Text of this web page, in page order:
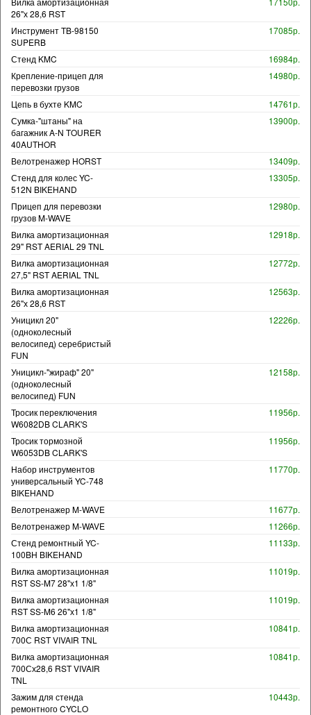
26"х 28,6 RST
Инструмент TB-98150
SUPERB
17085р.
Стенд KMC
16984р.
Крепление-прицеп для
перевозки грузов
14980р.
Цепь в бухте KMC
14761р.
Сумка-"штаны" на
багажник A-N TOURER
40AUTHOR
13900р.
Велотренажер HORST
13409р.
Стенд для колес YC-
512N BIKEHAND
13305р.
Прицеп для перевозки
грузов M-WAVE
12980р.
Вилка амортизационная
29" RST AERIAL 29 TNL
12918р.
Вилка амортизационная
27,5" RST AERIAL TNL
12772р.
Вилка амортизационная
26"х 28,6 RST
12563р.
Уницикл 20"
(одноколесный
велосипед) серебристый
FUN
12226р.
Уницикл-"жираф" 20"
(одноколесный
велосипед) FUN
12158р.
Тросик переключения
W6082DB CLARK'S
11956р.
Тросик тормозной
W6053DB CLARK'S
11956р.
Набор инструментов
универсальный YC-748
BIKEHAND
11770р.
Велотренажер M-WAVE
11677р.
Велотренажер M-WAVE
11266р.
Стенд ремонтный YC-
100BH BIKEHAND
11133р.
Вилка амортизационная
RST SS-M7 28"х1 1/8"
11019р.
Вилка амортизационная
RST SS-M6 26"х1 1/8"
11019р.
Вилка амортизационная
700С RST VIVAIR TNL
10841р.
Вилка амортизационная
700Сх28,6 RST VIVAIR
TNL
10841р.
Зажим для стенда
ремонтного CYCLO
10443р.